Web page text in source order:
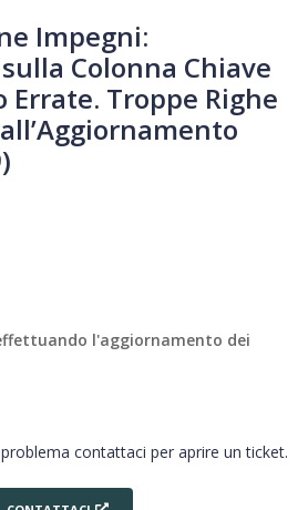
Impegni:
Colonna Chiave
Troppe Righe
l'aggiornamento dei
contattaci per aprire un ticket.